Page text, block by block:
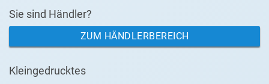
Sie sind Händler?
ZUM HÄNDLERBEREICH
Kleingedrucktes